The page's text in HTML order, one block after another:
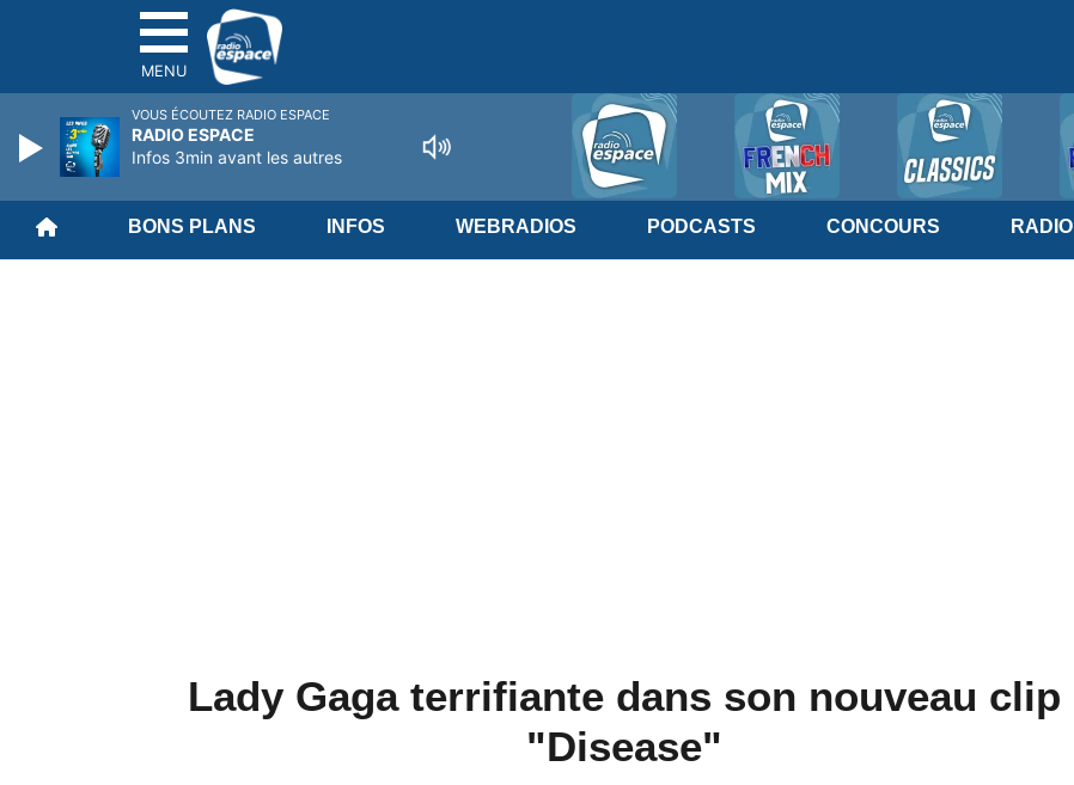
MENU
BONS PLANS INFOS WEBRADIOS PODCASTS CONCOURS RADIO
Lady Gaga terrifiante dans son nouveau clip
"Disease"
VOUS ÉCOUTEZ RADIO ESPACE
RADIO ESPACE
Infos 3min avant les autres